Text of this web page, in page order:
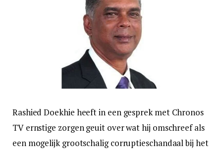
Rashied Doekhie heeft in een gesprek met Chronos
TV ernstige zorgen geuit over wat hij omschreef als
een mogelijk grootschalig corruptieschandaal bij het